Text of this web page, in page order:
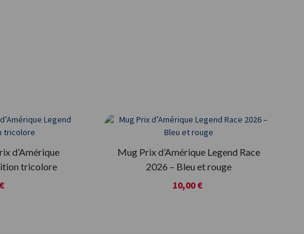
d’Amérique
tricolore
Mug Prix d’Amérique Legend Race
2026 – Bleu et rouge
10,00 €